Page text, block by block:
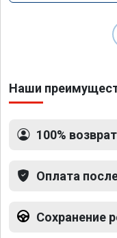
Наши
100%
Оплата
Сохранение